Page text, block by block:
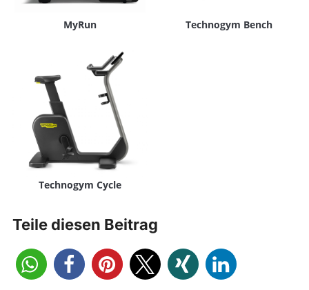
MyRun Technogym Bench
Technogym Cycle
Teile diesen Beitrag